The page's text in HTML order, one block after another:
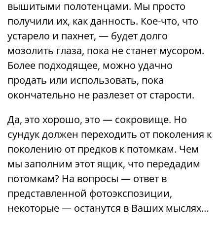
вышитыми полотенцами. Мы просто
получили их, как данность. Кое-что, что
устарело и пахнет, — будет долго
мозолить глаза, пока не станет мусором.
Более подходящее, можно удачно
продать или использовать, пока
окончательно не разлезет от старости.
Да, это хорошо, это — сокровище. Но
сундук должен переходить от поколения к
поколению от предков к потомкам. Чем
мы заполним этот ящик, что передадим
потомкам? На вопросы — ответ в
представленной фотоэкспозиции,
некоторые — останутся в Ваших мыслях…